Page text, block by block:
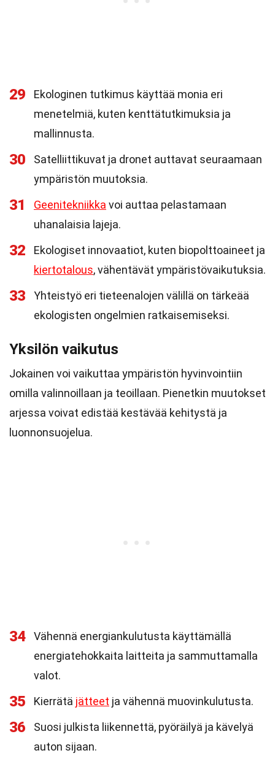
29
Ekologinen tutkimus käyttää monia eri
menetelmiä, kuten kenttätutkimuksia ja
mallinnusta.
30
Satelliittikuvat ja dronet auttavat seuraamaan
ympäristön muutoksia.
31 Geenitekniikka voi auttaa pelastamaan
uhanalaisia lajeja.
32
Ekologiset innovaatiot, kuten biopolttoaineet ja
kiertotalous, vähentävät ympäristövaikutuksia.
33
Yhteistyö eri tieteenalojen välillä on tärkeää
ekologisten ongelmien ratkaisemiseksi.
Yksilön vaikutus
Jokainen voi vaikuttaa ympäristön hyvinvointiin
omilla valinnoillaan ja teoillaan. Pienetkin muutokset
arjessa voivat edistää kestävää kehitystä ja
luonnonsuojelua.
34
Vähennä energiankulutusta käyttämällä
energiatehokkaita laitteita ja sammuttamalla
valot.
35 Kierrätä jätteet ja vähennä muovinkulutusta.
36
Suosi julkista liikennettä, pyöräilyä ja kävelyä
auton sijaan.